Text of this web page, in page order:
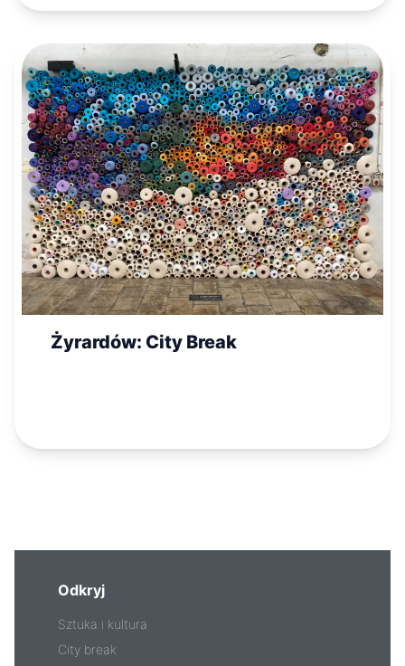
Żyrardów: City Break
Odkryj
Sztuka i kultura
City break